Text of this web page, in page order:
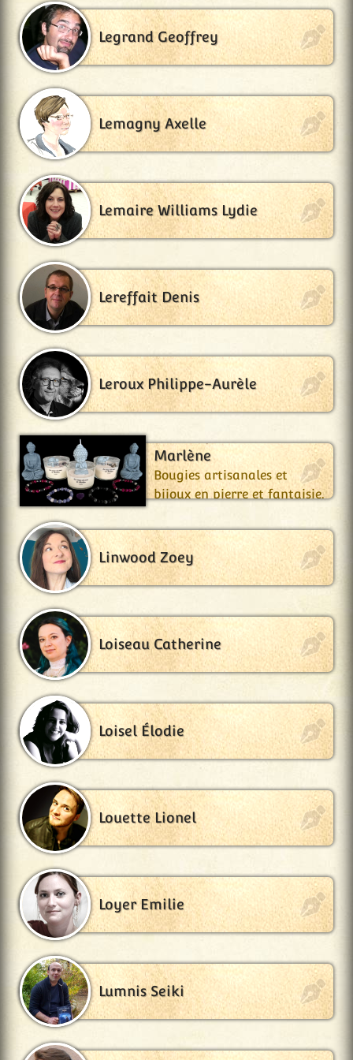
Legrand Geoffrey
Lemagny Axelle
Lemaire Williams Lydie
Lereffait Denis
Leroux Philippe-Aurèle
Marlène
Bougies artisanales et
bijoux en pierre et fantaisie.
Linwood Zoey
Loiseau Catherine
Loisel Élodie
Louette Lionel
Loyer Emilie
Lumnis Seiki